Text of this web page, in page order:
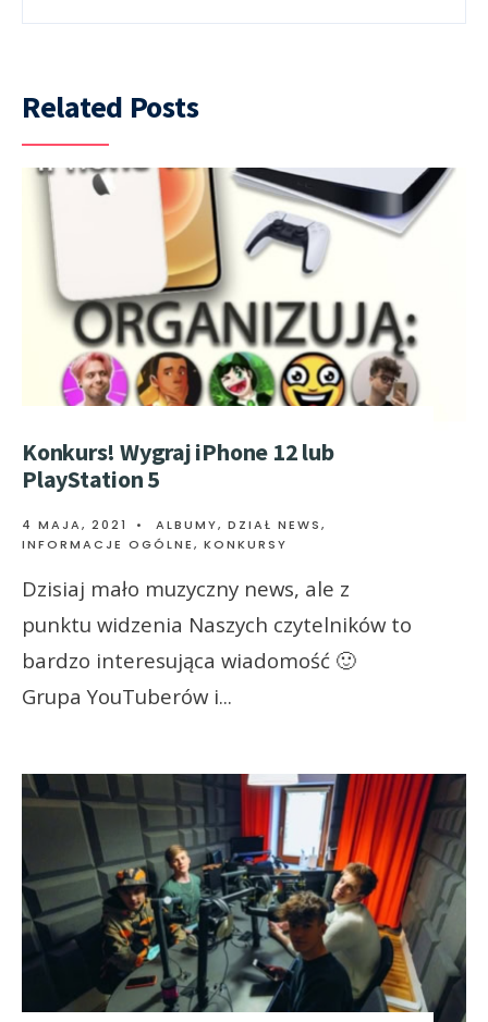
Related Posts
Konkurs! Wygraj iPhone 12 lub
PlayStation 5
4 MAJA, 2021 • ALBUMY, DZIAŁ NEWS,
INFORMACJE OGÓLNE, KONKURSY
Dzisiaj mało muzyczny news, ale z
punktu widzenia Naszych czytelników to
bardzo interesująca wiadomość 🙂
Grupa YouTuberów i...